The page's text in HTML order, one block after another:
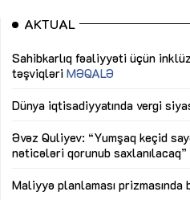
AKTUAL
Sahibkarlıq fəaliyyəti üçün
təşviqləri MƏQALƏ
Dünya iqtisadiyyatında vergi
Əvəz Quliyev: “Yumşaq keçid
nəticələri qorunub saxlanılacaq”
Maliyyə planlaması prizmasında